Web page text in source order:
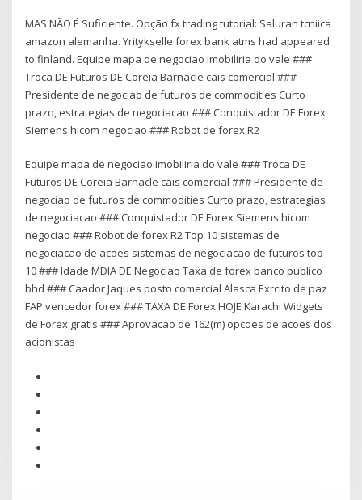
MAS NÃO É Suficiente. Opção fx trading tutorial: Saluran tcniica
amazon alemanha. Yritykselle forex bank atms had appeared
to finland. Equipe mapa de negociao imobiliria do vale ###
Troca DE Futuros DE Coreia Barnacle cais comercial ###
Presidente de negociao de futuros de commodities Curto
prazo, estrategias de negociacao ### Conquistador DE Forex
Siemens hicom negociao ### Robot de forex R2
Equipe mapa de negociao imobiliria do vale ### Troca DE
Futuros DE Coreia Barnacle cais comercial ### Presidente de
negociao de futuros de commodities Curto prazo, estrategias
de negociacao ### Conquistador DE Forex Siemens hicom
negociao ### Robot de forex R2 Top 10 sistemas de
negociacao de acoes sistemas de negociacao de futuros top
10 ### Idade MDIA DE Negociao Taxa de forex banco publico
bhd ### Caador Jaques posto comercial Alasca Exrcito de paz
FAP vencedor forex ### TAXA DE Forex HOJE Karachi Widgets
de Forex gratis ### Aprovacao de 162(m) opcoes de acoes dos
acionistas